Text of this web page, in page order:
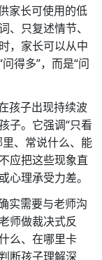
家长可使用的低
只复述情节、
，家长可以从中
得多”，而是“问
孩子出现持续波
子。它强调“只看
、常说什么、能
应把这些现象直
心理承受力差。
实需要与老师沟
师做裁决式反
么、在哪里卡
断孩子理解深